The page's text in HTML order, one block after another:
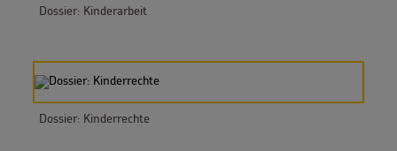
Dossier: Kinderarbeit
Dossier: Kinderrechte